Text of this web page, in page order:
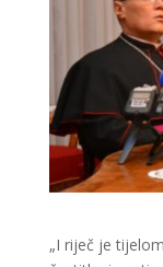
„I riječ je